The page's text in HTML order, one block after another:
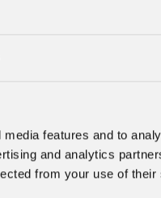
features and to
and analytics
from your use of
di dimensioni olimpiche,
competizioni internazionali,
eventi